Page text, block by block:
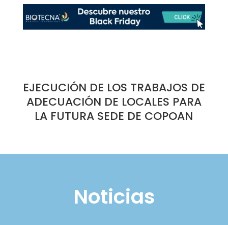
EJECUCIÓN DE LOS TRABAJOS DE
ADECUACIÓN DE LOCALES PARA
LA FUTURA SEDE DE COPOAN
Noticias